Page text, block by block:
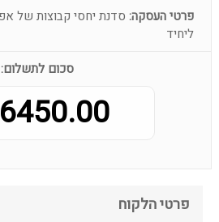
פרטי העסקה:
ליחיד
סכום לתשלום:
6450.00 ₪
פרטי הלקוח